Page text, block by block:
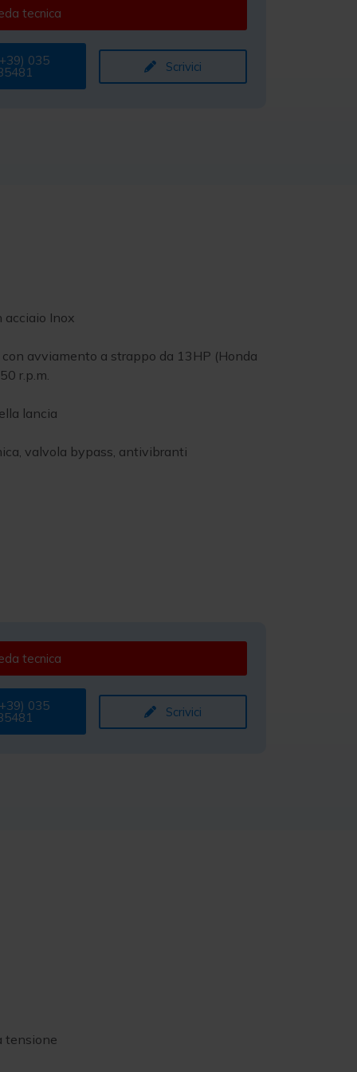
tecnica
035 Scrivici
acciaio Inox
avviamento a strappo da 13HP (Honda
r.p.m.
lancia
valvola bypass, antivibranti
tecnica
035 Scrivici
tensione